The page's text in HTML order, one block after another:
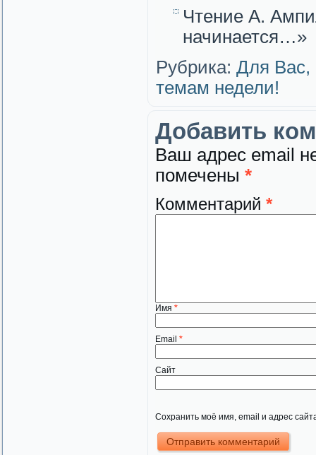
Чтение А.
начинается…»
Рубрика: Для Вас,
темам недели!
Добавить
Ваш адрес email
помечены *
Комментарий *
Имя *
Email *
Сайт
Сохранить моё имя, email и адрес